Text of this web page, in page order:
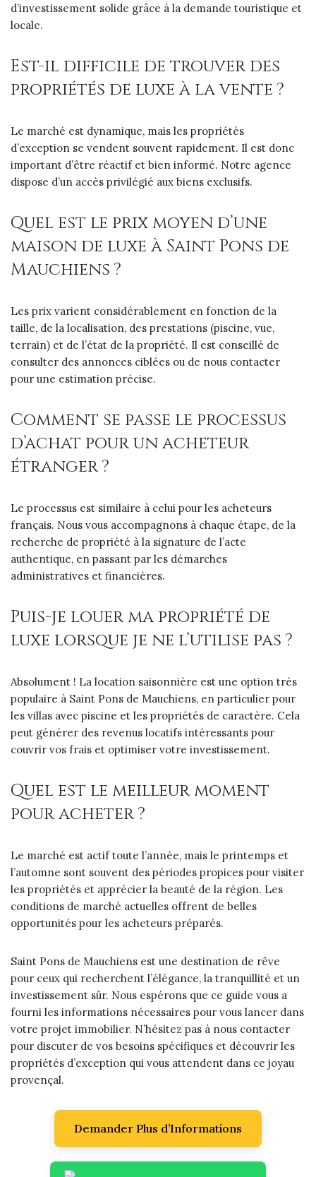
d’investissement solide grâce à la demande touristique et
locale.
Est-il difficile de trouver des
propriétés de luxe à la vente ?
Le marché est dynamique, mais les propriétés
d’exception se vendent souvent rapidement. Il est donc
important d’être réactif et bien informé. Notre agence
dispose d’un accès privilégié aux biens exclusifs.
Quel est le prix moyen d’une
maison de luxe à Saint Pons de
Mauchiens ?
Les prix varient considérablement en fonction de la
taille, de la localisation, des prestations (piscine, vue,
terrain) et de l’état de la propriété. Il est conseillé de
consulter des annonces ciblées ou de nous contacter
pour une estimation précise.
Comment se passe le processus
d’achat pour un acheteur
étranger ?
Le processus est similaire à celui pour les acheteurs
français. Nous vous accompagnons à chaque étape, de la
recherche de propriété à la signature de l’acte
authentique, en passant par les démarches
administratives et financières.
Puis-je louer ma propriété de
luxe lorsque je ne l’utilise pas ?
Absolument ! La location saisonnière est une option très
populaire à Saint Pons de Mauchiens, en particulier pour
les villas avec piscine et les propriétés de caractère. Cela
peut générer des revenus locatifs intéressants pour
couvrir vos frais et optimiser votre investissement.
Quel est le meilleur moment
pour acheter ?
Le marché est actif toute l’année, mais le printemps et
l’automne sont souvent des périodes propices pour visiter
les propriétés et apprécier la beauté de la région. Les
conditions de marché actuelles offrent de belles
opportunités pour les acheteurs préparés.
Saint Pons de Mauchiens est une destination de rêve
pour ceux qui recherchent l’élégance, la tranquillité et un
investissement sûr. Nous espérons que ce guide vous a
fourni les informations nécessaires pour vous lancer dans
votre projet immobilier. N’hésitez pas à nous contacter
pour discuter de vos besoins spécifiques et découvrir les
propriétés d’exception qui vous attendent dans ce joyau
provençal.
Demander Plus d’Informations